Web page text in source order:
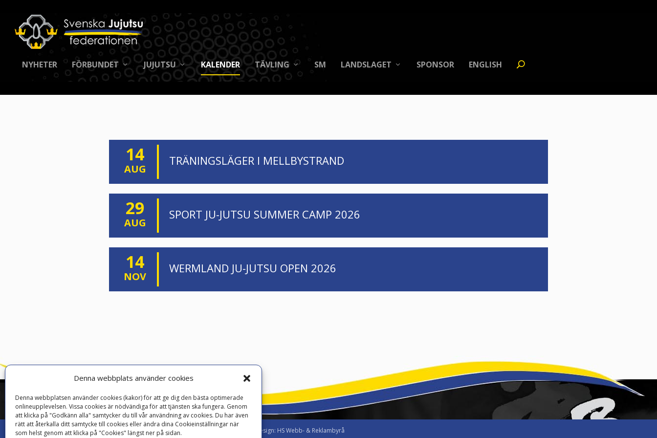
Denna webbplats använder cookies
Denna webbplatsen använder cookies (kakor) för att ge dig den bästa optimerade
onlineupplevelsen. Vissa cookies är nödvändiga för att tjänsten ska fungera. Genom
att klicka på "Godkänn alla" samtycker du till vår användning av cookies. Du har även
rätt att återkalla ditt samtycke till cookies eller ändra dina Cookieinställningar när
som helst genom att klicka på "Cookies" längst ner på sidan.
NYHETER FÖRBUNDET JUJUTSU KALENDER TÄVLING SM LANDSLAGET SPONSOR ENGLISH
14
AUG
TRÄNINGSLÄGER I MELLBYSTRAND
29
AUG
SPORT JU-JUTSU SUMMER CAMP 2026
14
NOV
WERMLAND JU-JUTSU OPEN 2026
© CopyrightSvenska Jujutsufederationen 2026 | Cookies Logga in Design: HS Webb- & Reklambyrå